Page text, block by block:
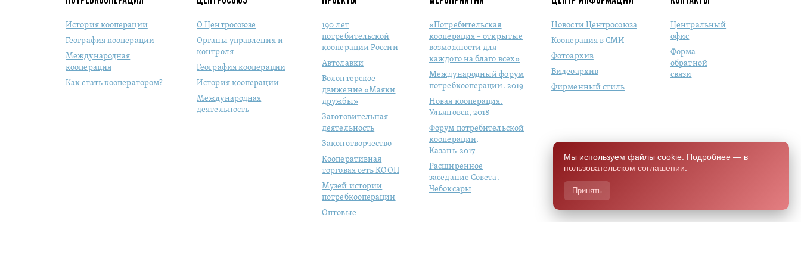
История кооперации
География кооперации
Международная
кооперация
Как стать кооператором?
О Центросоюзе
Органы управления и
контроля
География кооперации
История кооперации
Международная
деятельность
190 лет
потребительской
кооперации России
Автолавки
Волонтерское
движение «Маяки
дружбы»
Заготовительная
деятельность
Законотворчество
Кооперативная
торговая сеть КООП
Музей истории
потребкооперации
Оптовые
«Потребительская
кооперация – открытые
возможности для
каждого на благо всех»
Международный форум
потребкооперации. 2019
Новая кооперация.
Ульяновск, 2018
Форум потребительской
кооперации,
Казань-2017
Расширенное
заседание Совета.
Чебоксары
Новости Центросоюза
Кооперация в СМИ
Фотоархив
Видеоархив
Фирменный стиль
Центральный
офис
Форма
обратной
связи
Мы используем файлы cookie. Подробнее — в
пользовательском соглашении
Принять